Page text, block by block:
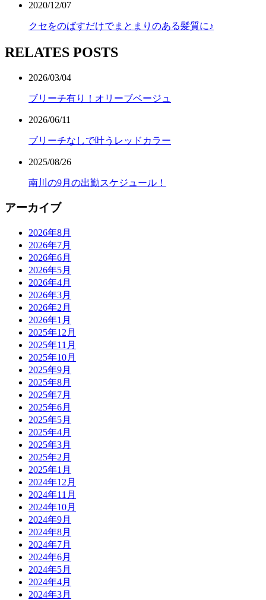
2020/12/07
クセをのばすだけでまとまりのある髪質に♪
RELATES POSTS
2026/03/04
ブリーチ有り！オリーブベージュ
2026/06/11
ブリーチなしで叶うレッドカラー
2025/08/26
南川の9月の出勤スケジュール！
アーカイブ
2026年8月
2026年7月
2026年6月
2026年5月
2026年4月
2026年3月
2026年2月
2026年1月
2025年12月
2025年11月
2025年10月
2025年9月
2025年8月
2025年7月
2025年6月
2025年5月
2025年4月
2025年3月
2025年2月
2025年1月
2024年12月
2024年11月
2024年10月
2024年9月
2024年8月
2024年7月
2024年6月
2024年5月
2024年4月
2024年3月